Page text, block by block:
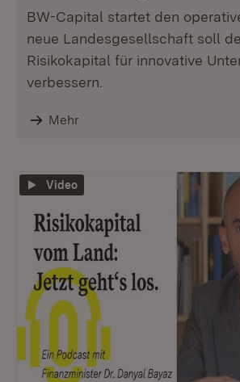
BW-Capital startet den
neue Landesgesellschaft soll
Risikokapital für innovative
verbessern.
Mehr
Video